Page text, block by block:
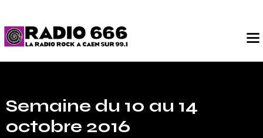
Semaine du 10 au 14
octobre 2016